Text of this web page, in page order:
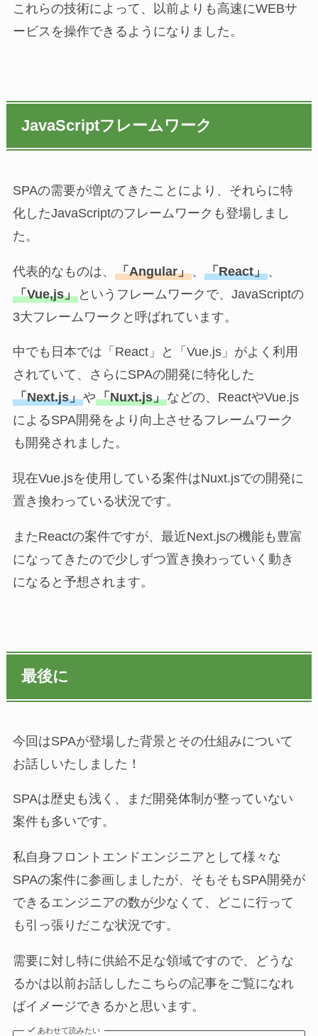
これらの技術によって、以前よりも高速にWEBサ
ービスを操作できるようになりました。
JavaScriptフレームワーク
SPAの需要が増えてきたことにより、それらに特
化したJavaScriptのフレームワークも登場しまし
た。
代表的なものは、 「Angular」、 「React」、
「Vue,js」というフレームワークで、JavaScriptの
3大フレームワークと呼ばれています。
中でも日本では「React」と「Vue.js」がよく利用
されていて、さらにSPAの開発に特化した
「Next.js」や「Nuxt.js」などの、ReactやVue.js
によるSPA開発をより向上させるフレームワーク
も開発されました。
現在Vue.jsを使用している案件はNuxt.jsでの開発に
置き換わっている状況です。
またReactの案件ですが、最近Next.jsの機能も豊富
になってきたので少しずつ置き換わっていく動き
になると予想されます。
最後に
今回はSPAが登場した背景とその仕組みについて
お話しいたしました！
SPAは歴史も浅く、まだ開発体制が整っていない
案件も多いです。
私自身フロントエンドエンジニアとして様々な
SPAの案件に参画しましたが、そもそもSPA開発が
できるエンジニアの数が少なくて、どこに行って
も引っ張りだこな状況です。
需要に対し特に供給不足な領域ですので、どうな
るかは以前お話ししたこちらの記事をご覧になれ
ばイメージできるかと思います。
あわせて読みたい